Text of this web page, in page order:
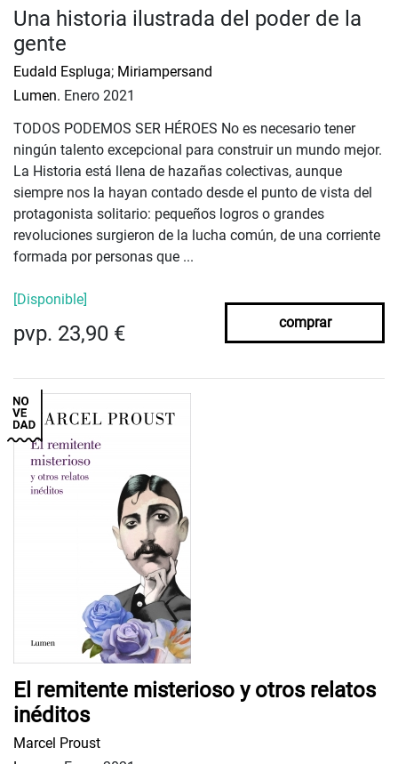
Una historia ilustrada del poder de la
gente
Eudald Espluga; Miriampersand
Lumen. Enero 2021
TODOS PODEMOS SER HÉROES No es necesario tener
ningún talento excepcional para construir un mundo mejor.
La Historia está llena de hazañas colectivas, aunque
siempre nos la hayan contado desde el punto de vista del
protagonista solitario: pequeños logros o grandes
revoluciones surgieron de la lucha común, de una corriente
formada por personas que ...
[Disponible]
pvp. 23,90 € comprar
El remitente misterioso y otros relatos
inéditos
Marcel Proust